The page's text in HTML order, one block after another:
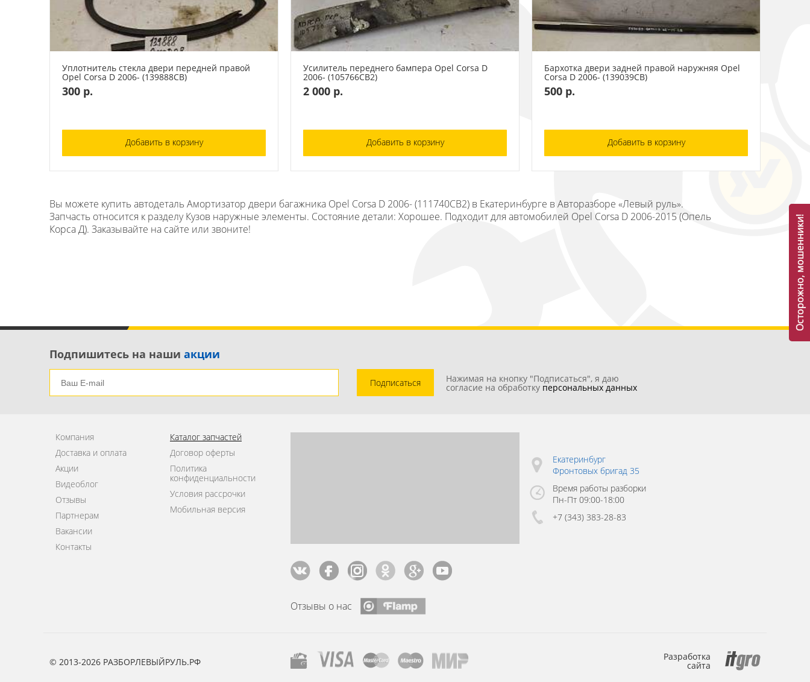
Уплотнитель стекла двери передней правой
Opel Corsa D 2006- (139888СВ)
300 р.
Добавить в корзину
Усилитель переднего бампера Opel Corsa D
2006- (105766СВ2)
2 000 р.
Добавить в корзину
Бархотка двери задней правой наружняя Opel
Corsa D 2006- (139039СВ)
500 р.
Добавить в корзину
Вы можете купить автодеталь Амортизатор двери багажника Opel Corsa D 2006- (111740СВ2) в Екатеринбурге в Авторазборе «Левый руль».
Запчасть относится к разделу Кузов наружные элементы. Состояние детали: Хорошее. Подходит для автомобилей Opel Corsa D 2006-2015 (Опель
Корса Д). Заказывайте на сайте или звоните!
Подпишитесь на наши акции
Подписаться Нажимая на кнопку "Подписаться", я даю
согласие на обработку персональных данных
Компания
Доставка и оплата
Акции
Видеоблог
Отзывы
Партнерам
Вакансии
Контакты
Каталог запчастей
Договор оферты
Политика
конфиденциальности
Условия рассрочки
Мобильная версия
Отзывы о нас
Екатеринбург
Фронтовых бригад 35
Время работы разборки
Пн-Пт 09:00-18:00
+7 (343) 383-28-83
© 2013-2026 РАЗБОРЛЕВЫЙРУЛЬ.РФ Разработка
сайта
Осторожно, мошенники!